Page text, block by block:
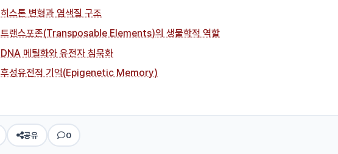
히스톤 변형과 염색질 구조
트랜스포존(Transposable Elements)의 생물학적 역할
DNA 메틸화와 유전자 침묵화
후성유전적 기억(Epigenetic Memory)
공유 0